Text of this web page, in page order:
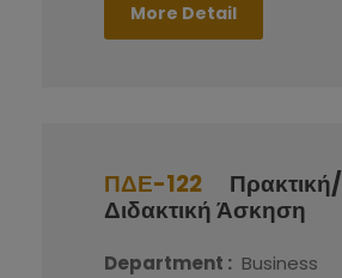
More Detail
ΠΔΕ-122
Πρακτική/
Διδακτική Άσκηση
Department : Business